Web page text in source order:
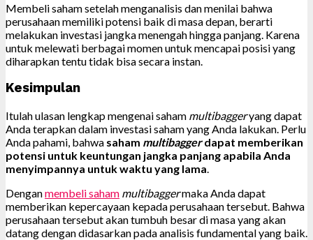
Membeli saham setelah menganalisis dan menilai bahwa
perusahaan memiliki potensi baik di masa depan, berarti
melakukan investasi jangka menengah hingga panjang. Karena
untuk melewati berbagai momen untuk mencapai posisi yang
diharapkan tentu tidak bisa secara instan.
Kesimpulan
Itulah ulasan lengkap mengenai saham multibaggeryang dapat
Anda terapkan dalam investasi saham yang Anda lakukan. Perlu
Anda pahami, bahwa saham multibaggerdapat memberikan
potensi untuk keuntungan jangka panjang apabila Anda
menyimpannya untuk waktu yang lama.
Denganmembeli saham multibaggermaka Anda dapat
memberikan kepercayaan kepada perusahaan tersebut. Bahwa
perusahaan tersebut akan tumbuh besar di masa yang akan
datang dengan didasarkan pada analisis fundamental yang baik.